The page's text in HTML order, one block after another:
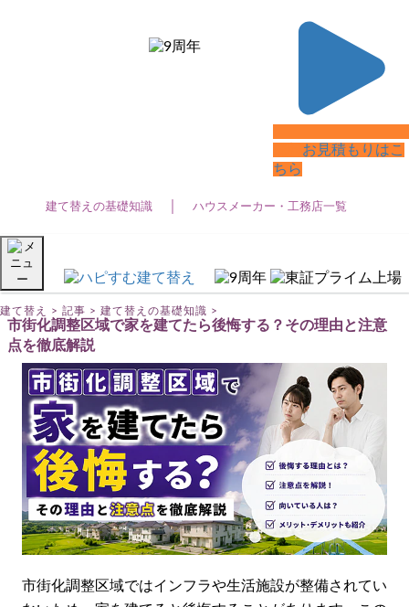
建て替え費用 (22)
3階建て住宅 (10)
ZEH住宅 (2)
ローコスト住宅 (13)
二世帯住宅 (12)
平屋住宅 (9)
注文住宅見積もり (3)
耐震・免震・制震住宅 (3)
輸入住宅 (2)
お見積もりはこ
ちら
建て替えの基礎知識 ハウスメーカー・工務店一覧
建て替え > 記事 > 建て替えの基礎知識 >
市街化調整区域で家を建てたら後悔する？その理由と注意
点を徹底解説
市街化調整区域ではインフラや生活施設が整備されてい